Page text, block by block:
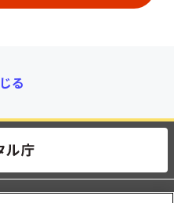
る
個人情報保護